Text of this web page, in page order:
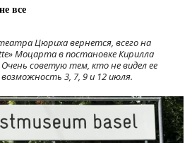
все
Цюриха вернется, всего на
Моцарта в постановке Кирилла
Очень советую тем, кто не видел ее
3, 7, 9 и 12 июля.